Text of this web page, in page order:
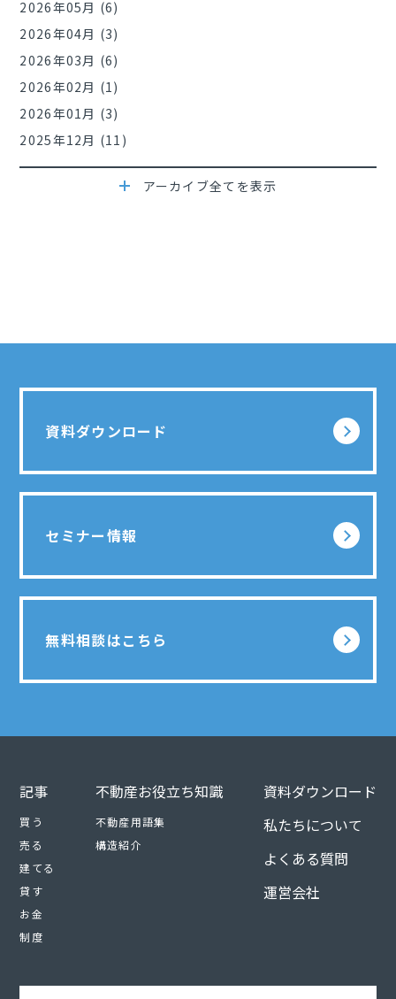
2026年05月 (6)
2026年04月 (3)
2026年03月 (6)
2026年02月 (1)
2026年01月 (3)
2025年12月 (11)
アーカイブ全てを表示
資料ダウンロード
セミナー情報
無料相談はこちら
記事
買う
売る
建てる
貸す
お金
制度
不動産お役立ち知識
不動産用語集
構造紹介
資料ダウンロード
私たちについて
よくある質問
運営会社